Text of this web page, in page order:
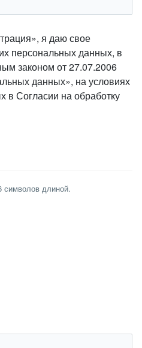
я даю свое
персональных данных, в
законом от 27.07.2006
данных», на условиях
в Согласии на обработку
символов длиной.